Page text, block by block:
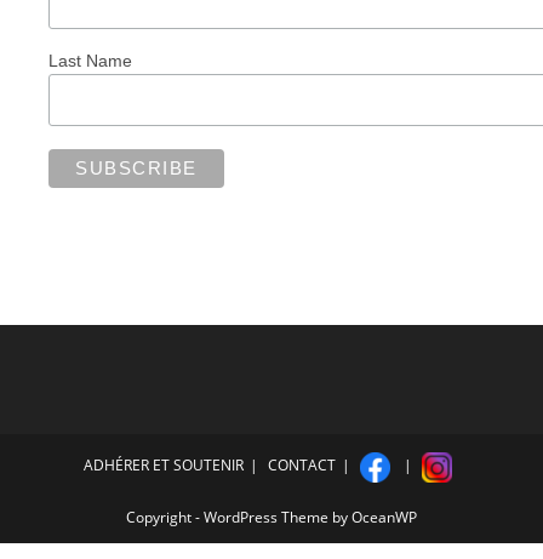
Last Name
ADHÉRER ET SOUTENIR CONTACT
Copyright - WordPress Theme by OceanWP